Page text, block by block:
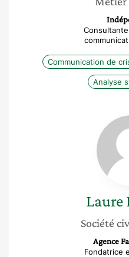
Communication de
Analyse
Laure
Société
Agence
Fondatrice